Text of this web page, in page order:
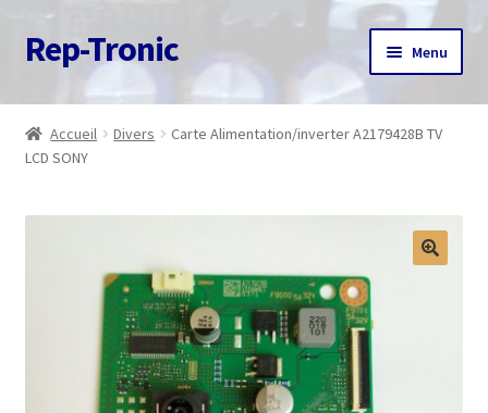
Aller
à
navigation
Aller
au
Rep-Tronic Menu
Accueil
A propos
Articles
Commande
Accueil Divers
Carte Alimentation/inverter A2179428B TV
LCD SONY